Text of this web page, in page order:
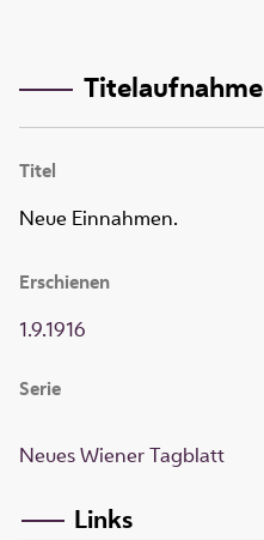
Titelaufnahme
Titel
Neue Einnahmen.
Erschienen
1.9.1916
Serie
Neues Wiener Tagblatt
Links